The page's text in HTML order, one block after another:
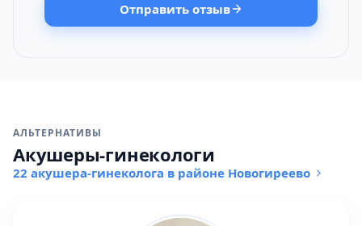
Отправить отзыв
АЛЬТЕРНАТИВЫ
Акушеры-гинекологи
22 акушера-гинеколога в районе Новогиреево